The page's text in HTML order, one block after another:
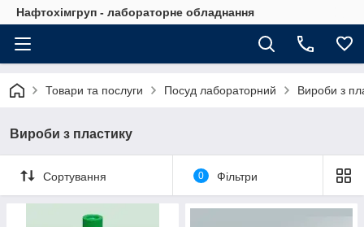
Нафтохімгруп - лабораторне обладнання
Товари та послуги Посуд лабораторний Вироби з
Вироби з пластику
Сортування 0 Фільтри